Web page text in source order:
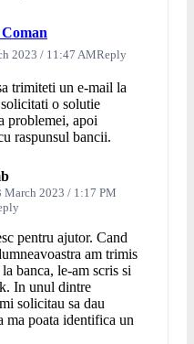
2023 / 11:47 AMReply
trimiteti un e-mail la
o solutie
problemei, apoi
raspunsul bancii.
March 2023 / 1:17 PM
pentru ajutor. Cand
am trimis
banca, le-am scris si
In unul dintre
solicitau sa dau
ma poata identifica un